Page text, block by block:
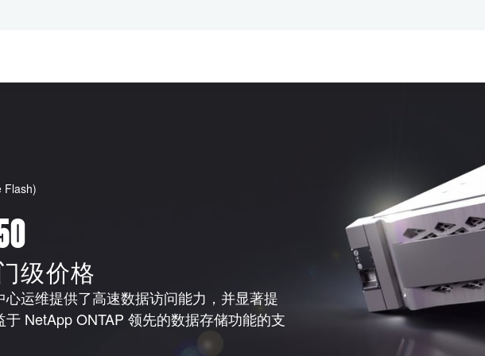
Flash)
级价格
运维提供了高速数据访问能力，并显著提
NetApp ONTAP 领先的数据存储功能的支